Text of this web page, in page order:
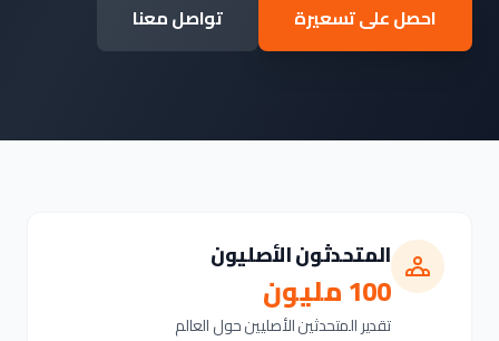
احصل على تسعيرة تواصل معنا
المتحدثون الأصليون
100 مليون
تقدير المتحدثين الأصليين حول العالم